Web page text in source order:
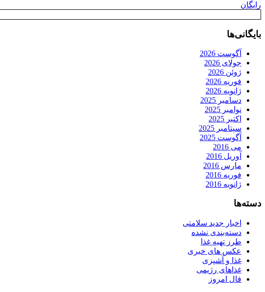
رایگان
بایگانی‌ها
آگوست 2026
جولای 2026
ژوئن 2026
فوریه 2026
ژانویه 2026
دسامبر 2025
نوامبر 2025
اکتبر 2025
سپتامبر 2025
آگوست 2025
می 2016
آوریل 2016
مارس 2016
فوریه 2016
ژانویه 2016
دسته‌ها
اخبار جدید سلامتی
دسته‌بندی نشده
طرز تهیه غذا
عکس های خبری
غذا و آشپزی
غذاهای رژیمی
فال امروز